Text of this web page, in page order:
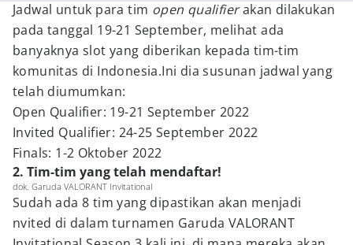
Jadwal untuk para tim open qualifierakan dilakukan
pada tanggal 19-21 September, melihat ada
banyaknya slot yang diberikan kepada tim-tim
komunitas di Indonesia.Ini dia susunan jadwal yang
telah diumumkan:
Open Qualifier: 19-21 September 2022
Invited Qualifier: 24-25 September 2022
Finals: 1-2 Oktober 2022
2. Tim-tim yang telah mendaftar!
dok. Garuda VALORANT Invitational
Sudah ada 8 tim yang dipastikan akan menjadi
nvited di dalam turnamen Garuda VALORANT